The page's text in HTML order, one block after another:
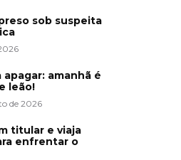
sob suspeita
apagar: amanhã é
leão!
de 2026
titular e viaja
enfrentar o